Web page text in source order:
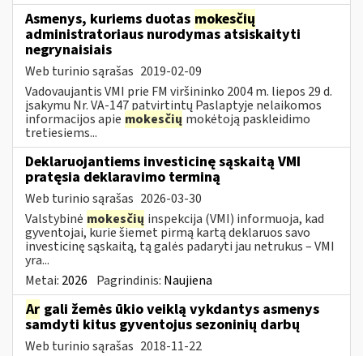
Asmenys, kuriems duotas mokesčių
administratoriaus nurodymas atsiskaityti
negrynaisiais
Web turinio sąrašas 2019-02-09
Vadovaujantis VMI prie FM viršininko 2004 m. liepos 29 d.
įsakymu Nr. VA-147 patvirtintų Paslaptyje nelaikomos
informacijos apie mokesčių mokėtoją paskleidimo
tretiesiems...
Deklaruojantiems investicinę sąskaitą VMI
pratęsia deklaravimo terminą
Web turinio sąrašas 2026-03-30
Valstybinė mokesčių inspekcija (VMI) informuoja, kad
gyventojai, kurie šiemet pirmą kartą deklaruos savo
investicinę sąskaitą, tą galės padaryti jau netrukus – VMI
yra...
Metai: 2026 Pagrindinis: Naujiena
Ar gali žemės ūkio veiklą vykdantys asmenys
samdyti kitus gyventojus sezoninių darbų
Web turinio sąrašas 2018-11-22